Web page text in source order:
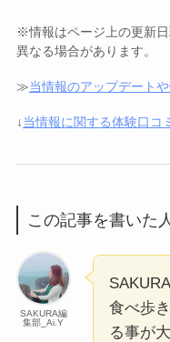
※情報はページ上の更新
異なる場合があります。
≫当情報のアップデート
↓当情報に関する体験口コ
この記事を書いた人
SAKURA編
集部_Ai.Y
食べ歩
る事が